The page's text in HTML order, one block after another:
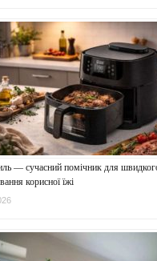
— сучасний помічник для
корисної їжі